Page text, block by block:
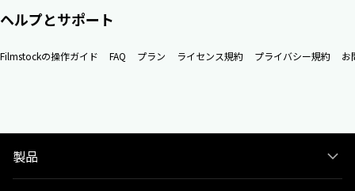
ヘルプとサポート
Filmstockの操作ガイド FAQ プラン ライセンス規約 プライバシー規約 お
製品